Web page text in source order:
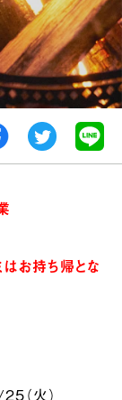
はお持ち帰とな
（火）